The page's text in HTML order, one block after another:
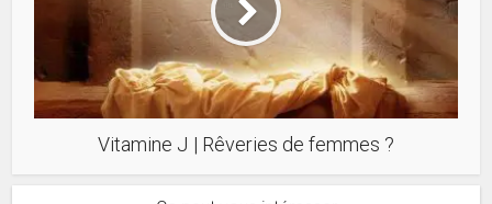
Vitamine J | Rêveries de femmes ?